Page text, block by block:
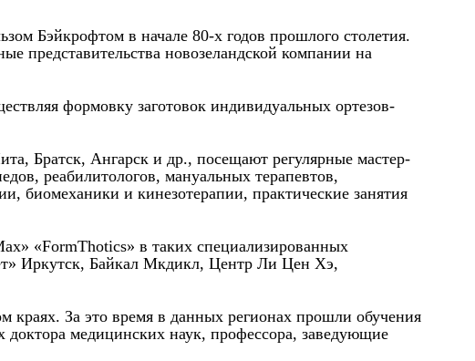
Бэйкрофтом в начале 80-х годов прошлого столетия.
представительства новозеландской компании на
формовку заготовок индивидуальных ортезов-
Братск, Ангарск и др., посещают регулярные мастер-
реабилитологов, мануальных терапевтов,
биомеханики и кинезотерапии, практические занятия
«FormThotics» в таких специализированных
Иркутск, Байкал Мкдикл, Центр Ли Цен Хэ,
краях. За это время в данных регионах прошли обучения
доктора медицинских наук, профессора, заведующие